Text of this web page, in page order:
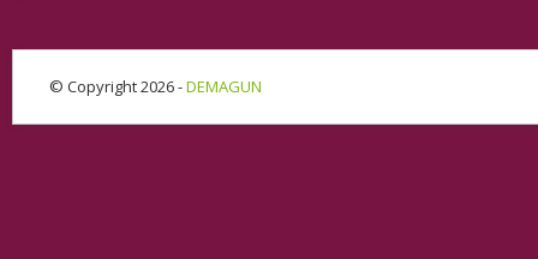
© Copyright 2026 -DEMAGUN